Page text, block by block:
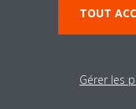
de
TOUT
Gérer les